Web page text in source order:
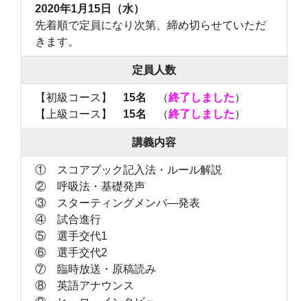
2020年1月15日（水）
先着順で定員になり次第、締め切らせていただ
きます。
定員人数
【初級コース】 15名 （終了しました）
【上級コース】 15名 （終了しました）
講義内容
① スコアブック記入法・ルール解説
② 呼吸法・基礎発声
③ スターティングメンバ―発表
④ 試合進行
⑤ 選手交代1
⑥ 選手交代2
⑦ 臨時放送・原稿読み
⑧ 英語アナウンス